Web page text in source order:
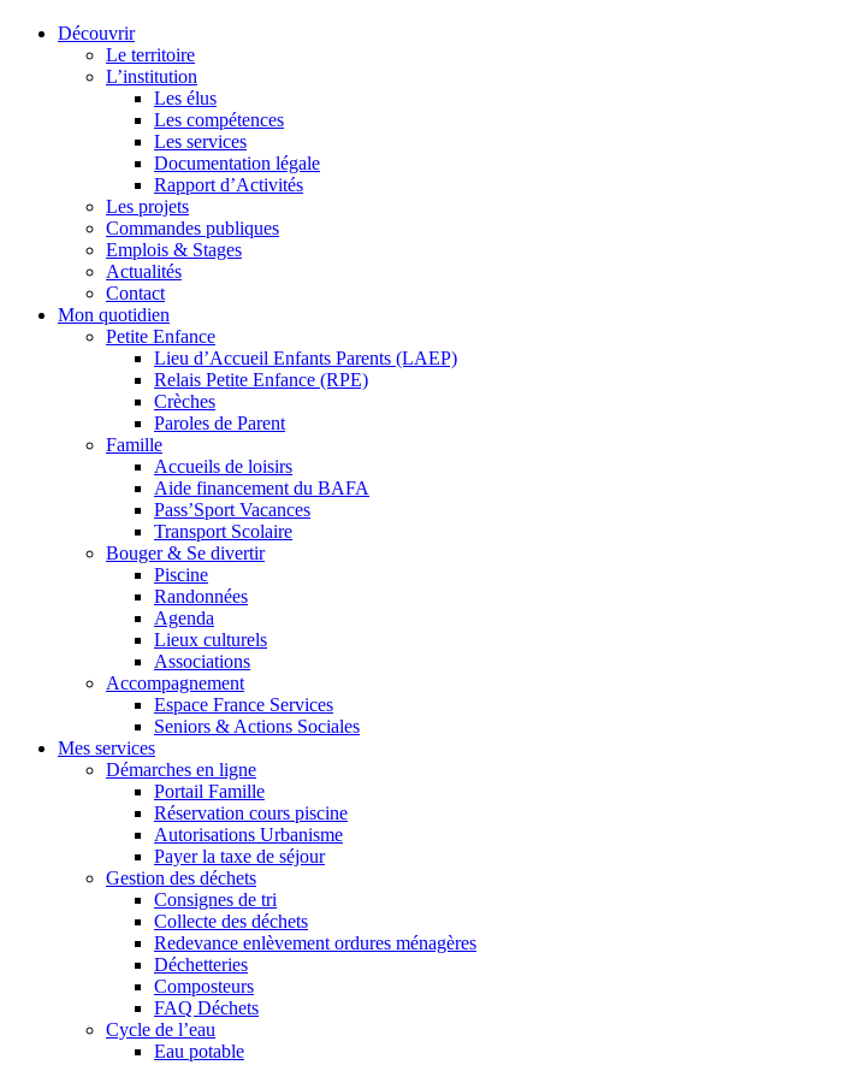
Découvrir
Le territoire
L’institution
Les élus
Les compétences
Les services
Documentation légale
Rapport d’Activités
Les projets
Commandes publiques
Emplois & Stages
Actualités
Contact
Mon quotidien
Petite Enfance
Lieu d’Accueil Enfants Parents (LAEP)
Relais Petite Enfance (RPE)
Crèches
Paroles de Parent
Famille
Accueils de loisirs
Aide financement du BAFA
Pass’Sport Vacances
Transport Scolaire
Bouger & Se divertir
Piscine
Randonnées
Agenda
Lieux culturels
Associations
Accompagnement
Espace France Services
Seniors & Actions Sociales
Mes services
Démarches en ligne
Portail Famille
Réservation cours piscine
Autorisations Urbanisme
Payer la taxe de séjour
Gestion des déchets
Consignes de tri
Collecte des déchets
Redevance enlèvement ordures ménagères
Déchetteries
Composteurs
FAQ Déchets
Cycle de l’eau
Eau potable